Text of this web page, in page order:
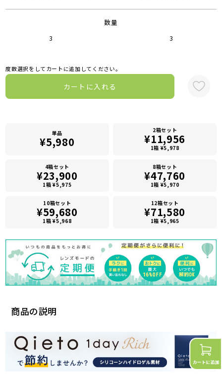
商品の説明
数量
3 3
度数選択をしてカートに追加してください。
カートに入れる
単品
¥5,980
2箱セット
¥11,956
1箱 ¥5,978
4箱セット
¥23,900
1箱 ¥5,975
8箱セット
¥47,760
1箱 ¥5,970
10箱セット
¥59,680
1箱 ¥5,968
12箱セット
¥71,580
1箱 ¥5,965